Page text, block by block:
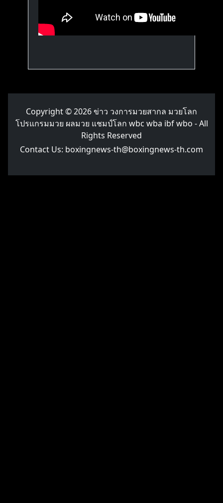
Copyright © 2026ข่าว วงการมวยสากล มวยโลก
โปรแกรมมวย ผลมวย แชมป์โลก wbc wba ibf wbo - All
Rights Reserved
Contact Us: boxingnews-th@boxingnews-th.com